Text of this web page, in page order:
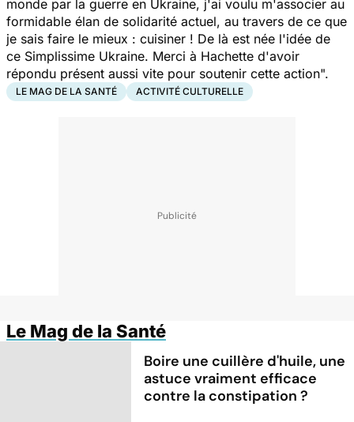
monde par la guerre en Ukraine, j'ai voulu m'associer au
formidable élan de solidarité actuel, au travers de ce que
je sais faire le mieux : cuisiner ! De là est née l'idée de
ce Simplissime Ukraine. Merci à Hachette d'avoir
répondu présent aussi vite pour soutenir cette action".
LE MAG DE LA SANTÉ ACTIVITÉ CULTURELLE
Le Mag de la Santé
Boire une cuillère d'huile, une
astuce vraiment efficace
contre la constipation ?